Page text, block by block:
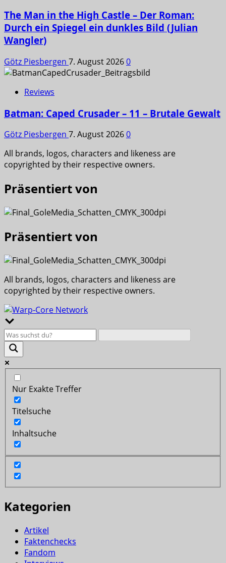
The Man in the High Castle – Der Roman:
Durch ein Spiegel ein dunkles Bild (Julian
Wangler)
Götz Piesbergen 7. August 20260
Reviews
Batman: Caped Crusader – 11 – Brutale Gewalt
Götz Piesbergen 7. August 20260
All brands, logos, characters and likeness are
copyrighted by their respective owners.
Präsentiert von
Präsentiert von
All brands, logos, characters and likeness are
copyrighted by their respective owners.
Nur Exakte Treffer
Titelsuche
Inhaltsuche
Kategorien
Artikel
Faktenchecks
Fandom